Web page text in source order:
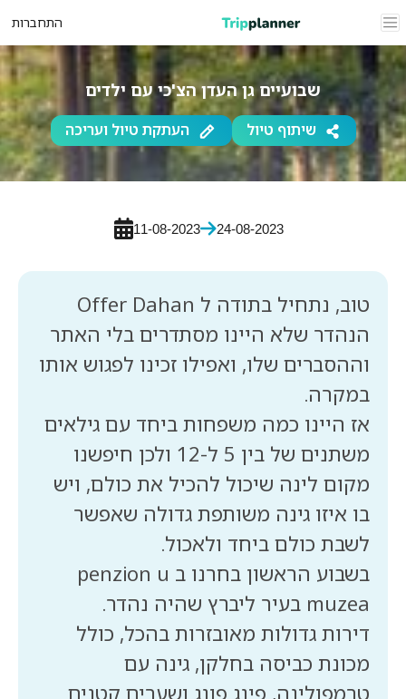
התחברות
שבועיים גן העדן הצ'כי עם ילדים
העתקת טיול ועריכה שיתוף טיול
11-08-2023 24-08-2023
טוב, נתחיל בתודה ל Offer Dahan
הנהדר שלא היינו מסתדרים בלי האתר
וההסברים שלו, ואפילו זכינו לפגוש אותו
אז היינו כמה משפחות ביחד עם גילאים
משתנים של בין 5 ל-12 ולכן חיפשנו
מקום לינה שיכול להכיל את כולם, ויש
בו איזו גינה משותפת גדולה שאפשר
בשבוע הראשון בחרנו ב penzion u
דירות גדולות מאובזרות בהכל, כולל
מכונת כביסה בחלקן, גינה עם
טרמפולינה, פינג פונג ושערים קטנים